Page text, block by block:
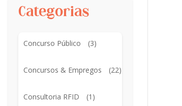
Categorias
Concurso Público (3)
Concursos & Empregos (22)
Consultoria RFID (1)